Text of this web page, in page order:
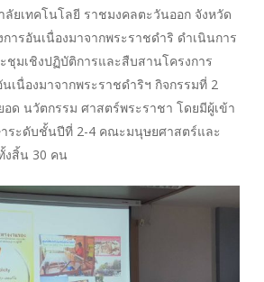
ยเทคโนโลยี ราชมงคลตะวันออก จังหวัด
ารอันเนื่องมาจากพระราชดำริ ดำเนินการ
ชุมเชิงปฏิบัติการและสืบสานโครงการ
เนื่องมาจากพระราชดำริฯ กิจกรรมที่ 2
อด นวัตกรรม ศาสตร์พระราชา โดยมีผู้เข้า
ระดับชั้นปีที่ 2-4 คณะมนุษยศาสตร์และ
งสิ้น 30 คน